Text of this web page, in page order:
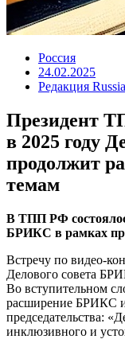
Россия
24.02.2025
Редакция
Президент
в 2025 году
продолжит
темам
В ТПП РФ
БРИКС в рамках
Встречу по видео-
Делового совета
Во вступительном
расширение БРИКС и
председательства:
инклюзивного и